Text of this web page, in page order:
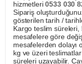
hizmetleri0533 030
Sipariş
gösterilen tarih /
Kargo teslim
mesafelere göre
mesafelerden dolayı
kg ve üzeri
süreleri uzayabilir.